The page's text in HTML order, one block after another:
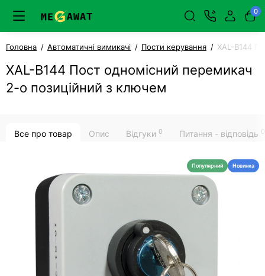
0
Головна Автоматичні вимикачі Пости керування XAL-B144
XAL-B144 Пост одномісний перемикач
2-о позиційний з ключем
Все про товар Опис Відгуки 0 Питання - відповідь 0
Популярний Новинка